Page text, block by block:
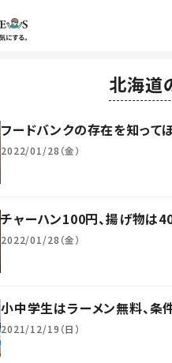
北海道
フードバンクの存在を知っ
2022/01/28（金）
チャーハン100円、揚げ物は
2022/01/28（金）
小中学生はラーメン無料、条
2021/12/19（日）